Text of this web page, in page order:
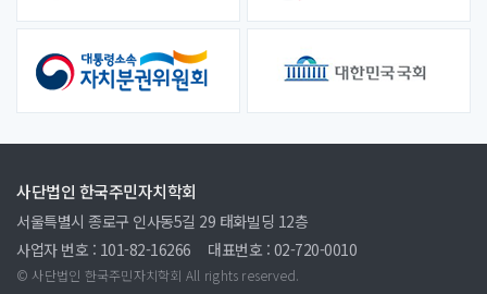
사단법인 한국주민자치학회
서울특별시 종로구 인사동5길 29 태화빌딩 12층
사업자 번호 : 101-82-16266
대표번호 : 02-720-0010
© 사단법인 한국주민자치학회 All rights reserved.